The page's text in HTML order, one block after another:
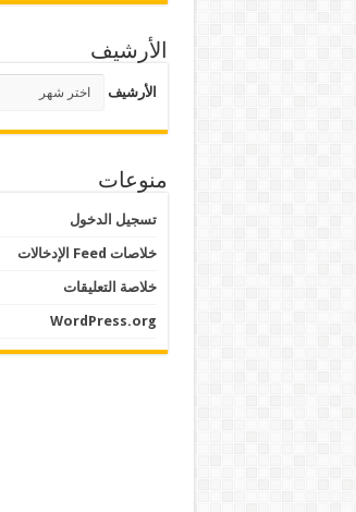
الأرشيف
الأرشيف
منوعات
تسجيل الدخول
خلاصات Feed الإدخالات
خلاصة التعليقات
WordPress.org